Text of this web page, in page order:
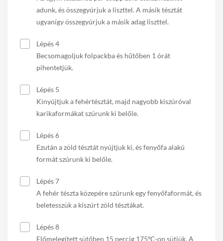
adunk, és összegyúrjuk a liszttel. A másik tésztát
ugyanígy összegyúrjuk a másik adag liszttel.
Lépés 4
Becsomagoljuk folpackba és hűtőben 1 órát
pihentetjük.
Lépés 5
Kinyújtjuk a fehértésztát, majd nagyobb kiszúróval
karikaformákat szúrunk ki belőle.
Lépés 6
Ezután a zöld tésztát nyújtjuk ki, és fenyőfa alakú
formát szúrunk ki belőle.
Lépés 7
A fehér tészta közepére szúrunk egy fenyőfaformát, és
beletesszük a kiszúrt zöld tésztákat.
Lépés 8
Előmelegített sütőben 15 percig 175ºC-on sütjük. A